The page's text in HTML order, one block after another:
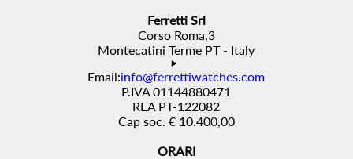
Ferretti Srl
Corso Roma,3
Montecatini Terme PT - Italy
Email:info@ferrettiwatches.com
P.IVA 01144880471
REA PT-122082
Cap soc. € 10.400,00
ORARI